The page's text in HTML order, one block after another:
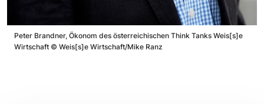
Peter Brandner, Ökonom des österreichischen Think Tanks Weis[s]e
Wirtschaft © Weis[s]e Wirtschaft/Mike Ranz